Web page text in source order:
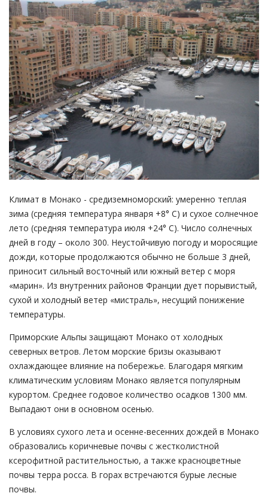
Климат в Монако - средиземноморский: умеренно теплая
зима (средняя температура января +8° С) и сухое солнечное
лето (средняя температура июля +24° С). Число солнечных
дней в году – около 300. Неустойчивую погоду и моросящие
дожди, которые продолжаются обычно не больше 3 дней,
приносит сильный восточный или южный ветер с моря
«марин». Из внутренних районов Франции дует порывистый,
сухой и холодный ветер «мистраль», несущий понижение
температуры.
Приморские Альпы защищают Монако от холодных
северных ветров. Летом морские бризы оказывают
охлаждающее влияние на побережье. Благодаря мягким
климатическим условиям Монако является популярным
курортом. Среднее годовое количество осадков 1300 мм.
Выпадают они в основном осенью.
В условиях сухого лета и осенне-весенних дождей в Монако
образовались коричневые почвы с жестколистной
ксерофитной растительностью, а также красноцветные
почвы терра росса. В горах встречаются бурые лесные
почвы.